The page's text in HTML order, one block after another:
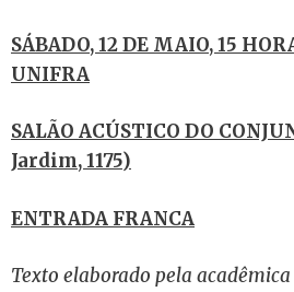
SÁBADO, 12 DE MAIO, 15
UNIFRA
SALÃO ACÚSTICO DO
Jardim, 1175)
ENTRADA FRANCA
Texto elaborado pela